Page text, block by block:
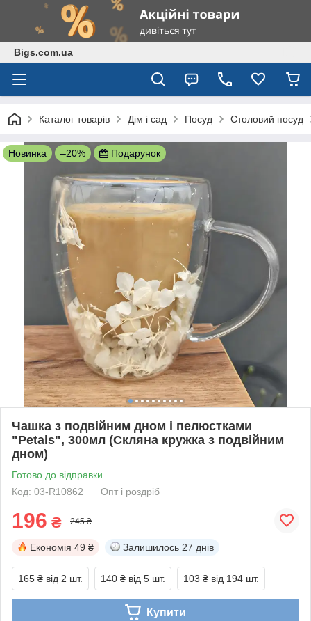
Bigs.com.ua
Каталог товарів Дім і сад Посуд Столовий посуд
Новинка –20% Подарунок
Чашка з подвійним дном і пелюстками
"Petals", 300мл (Скляна кружка з подвійним
дном)
Готово до відправки
Код: 03-R10862
Опт і роздріб
196 ₴ 245 ₴
Економія 49 ₴ Залишилось 27 днів
165 ₴ від 2 шт. 140 ₴ від 5 шт. 103 ₴ від 194 шт.
Купити